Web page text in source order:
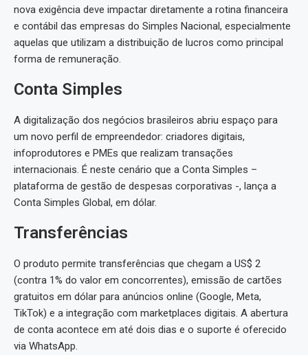
nova exigência deve impactar diretamente a rotina financeira
e contábil das empresas do Simples Nacional, especialmente
aquelas que utilizam a distribuição de lucros como principal
forma de remuneração.
Conta Simples
A digitalização dos negócios brasileiros abriu espaço para
um novo perfil de empreendedor: criadores digitais,
infoprodutores e PMEs que realizam transações
internacionais. É neste cenário que a Conta Simples –
plataforma de gestão de despesas corporativas -, lança a
Conta Simples Global, em dólar.
Transferências
O produto permite transferências que chegam a US$ 2
(contra 1% do valor em concorrentes), emissão de cartões
gratuitos em dólar para anúncios online (Google, Meta,
TikTok) e a integração com marketplaces digitais. A abertura
de conta acontece em até dois dias e o suporte é oferecido
via WhatsApp.